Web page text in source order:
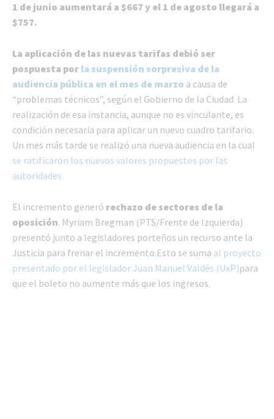
1 de junio aumentará a $667 y el 1 de agosto llegará a
$757.
La aplicación de las nuevas tarifas debió ser
pospuesta por la suspensión sorpresiva de la
audiencia pública en el mes de marzo a causa de
“problemas técnicos”, según el Gobierno de la Ciudad. La
realización de esa instancia, aunque no es vinculante, es
condición necesaria para aplicar un nuevo cuadro tarifario.
Un mes más tarde se realizó una nueva audiencia en la cual
se ratificaron los nuevos valores propuestos por las
autoridades.
El incremento generó rechazo de sectores de la
oposición. Myriam Bregman (PTS/Frente de Izquierda)
presentó junto a legisladores porteños un recurso ante la
Justicia para frenar el incremento.Esto se suma al proyecto
presentado por el legislador Juan Manuel Valdés (UxP)para
que el boleto no aumente más que los ingresos.